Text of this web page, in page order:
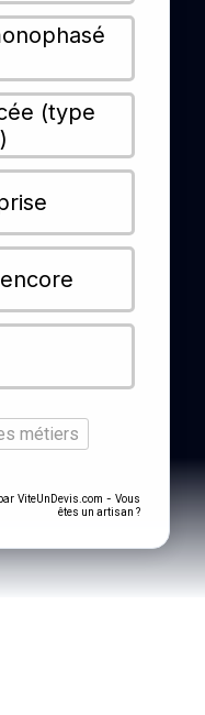
(type
métiers
ViteUnDevis.com - Vous
êtes un artisan ?